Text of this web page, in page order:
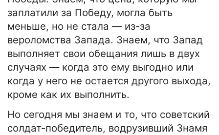
заплатили за Победу, могла быть
меньше, но не стала — из-за
вероломства Запада. Знаем, что Запад
выполняет свои обещания лишь в двух
случаях — когда это ему выгодно или
когда у него не остается другого выхода,
кроме как их выполнить.
Но сегодня мы знаем и то, что советский
солдат-победитель, водрузивший Знамя